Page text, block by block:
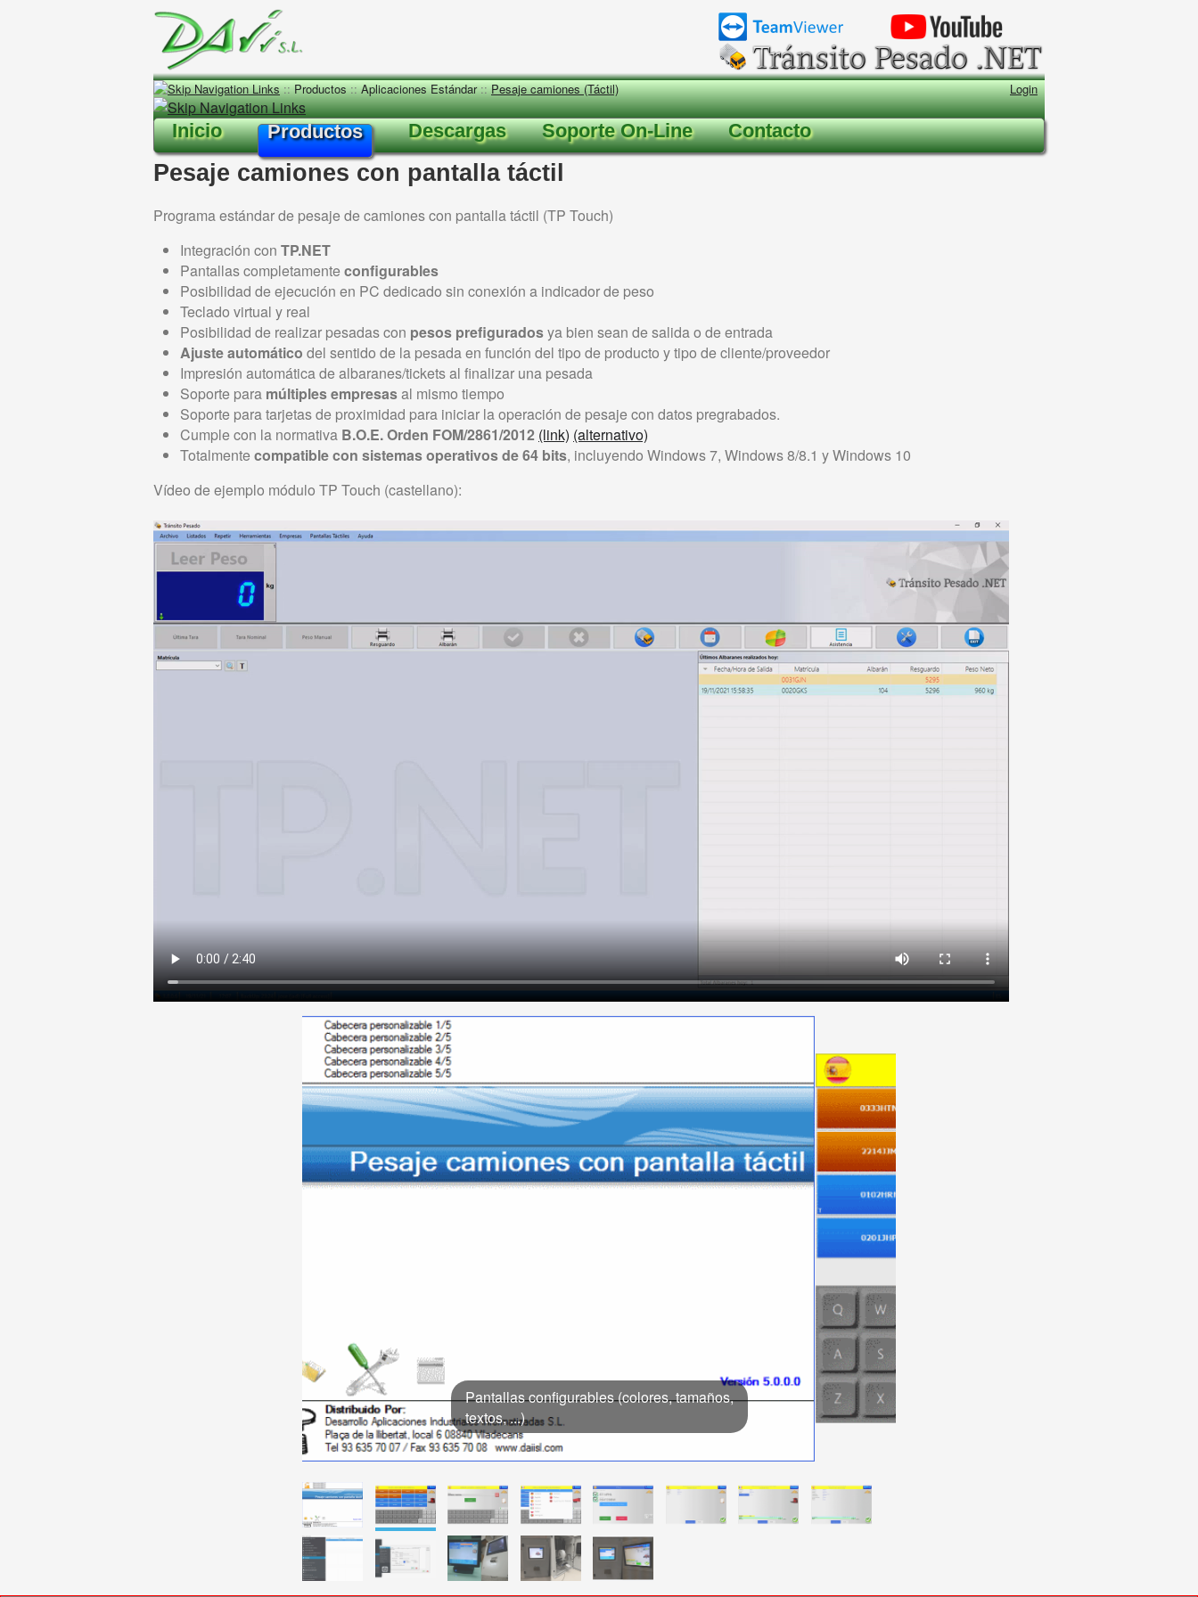
::Productos::Aplicaciones Estándar::Pesaje camiones (Táctil) Login
Inicio Productos Descargas Soporte On-Line Contacto
Pesaje camiones con pantalla táctil
Programa estándar de pesaje de camiones con pantalla táctil (TP Touch)
Integración con TP.NET
Pantallas completamente configurables
Posibilidad de ejecución en PC dedicado sin conexión a indicador de peso
Teclado virtual y real
Posibilidad de realizar pesadas con pesos prefiguradosya bien sean de salida o de entrada
Ajuste automático del sentido de la pesada en función del tipo de producto y tipo de cliente/proveedor
Impresión automática de albaranes/tickets al finalizar una pesada
Soporte para múltiples empresasal mismo tiempo
Soporte para tarjetas de proximidad para iniciar la operación de pesaje con datos pregrabados.
Cumple con la normativa B.O.E. Orden FOM/2861/2012 (link) (alternativo)
Totalmente compatible con sistemas operativos de 64 bits, incluyendo Windows 7, Windows 8/8.1 y Windows 10
Vídeo de ejemplo módulo TP Touch (castellano):
Pantallas configurables (colores, tamaños,
textos, ...)